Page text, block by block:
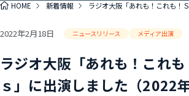
HOME 新着情報 ラジオ大阪「あれも！これも！
2022年2月18日 ニュースリリース メディア出演
ラジオ大阪「あれも！これも
ｓ」に出演しました（2022